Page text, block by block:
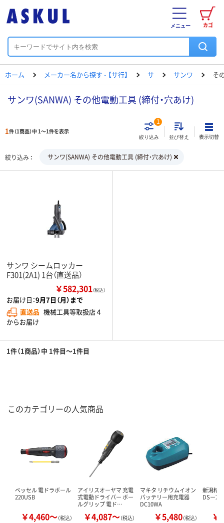
カゴ
メニュー
ホーム メーカー名から探す - 【サ行】 サ サンワ そ
サンワ(SANWA) その他電動工具 (締付・穴あけ)
1件（1商品）中 1～1件を表示
絞り込み
1
並び替え 表示切替
絞り込み サンワ(SANWA) その他電動工具 (締付・穴あけ)
サンワ シームロッカー
F301(2A1) 1台（直送品）
￥582,301（税込）
お届け日：9月7日（月）まで
直送品 機械工具等取扱店４
からお届け
1件（1商品）中 1件目～1件目
このカテゴリーの人気商品
ベッセル 電ドラボール
220USB
￥4,460～（税込）
アイリスオーヤマ 充電
式電動ドライバー ボー
ルグリップ 電ド…
￥4,087～（税込）
マキタ リチウムイオン
バッテリー用充電器
DC10WA
￥5,480（税込）
新潟精
DSー20
￥